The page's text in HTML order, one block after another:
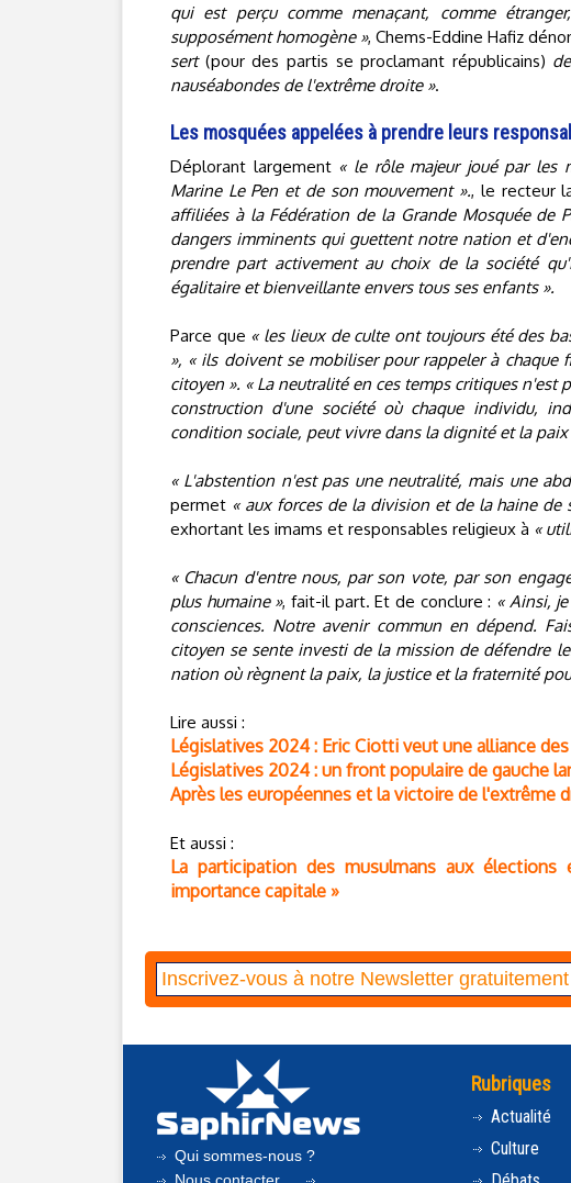
qui est perçu comme menaçant, comme
supposément homogène », Chems-Eddine Hafiz
sert(pour des partis se proclamant républicains)
nauséabondes de l'extrême droite ».
Les mosquées appelées à prendre leurs
Déplorant largement « le rôle majeur joué par les
Marine Le Pen et de son mouvement »., le recteur
affiliées à la Fédération de la Grande Mosquée de
dangers imminents qui guettent notre nation et
prendre part activement au choix de la société
égalitaire et bienveillante envers tous ses enfants ».
Parce que « les lieux de culte ont toujours été des
», « ils doivent se mobiliser pour rappeler à
citoyen ». « La neutralité en ces temps critiques
construction d'une société où chaque individu,
condition sociale, peut vivre dans la dignité et la paix
« L'abstention n'est pas une neutralité, mais une
permet « aux forces de la division et de la haine
exhortant les imams et responsables religieux à «
« Chacun d'entre nous, par son vote, par son
plus humaine », fait-il part. Et de conclure : « Ainsi,
consciences. Notre avenir commun en dépend.
citoyen se sente investi de la mission de défendre
nation où règnent la paix, la justice et la fraternité
Lire aussi :
Législatives 2024 : Eric Ciotti veut une alliance
Législatives 2024 : un front populaire de gauche
Après les européennes et la victoire de l'extrême
Et aussi :
La participation des musulmans aux élections
importance capitale »
Qui sommes-nous ?
Rubriques
Actualité
Culture